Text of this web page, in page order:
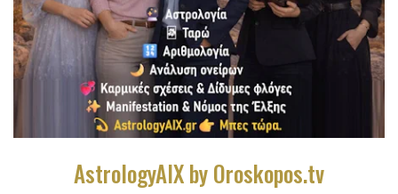
AstrologyAIX by Oroskopos.tv